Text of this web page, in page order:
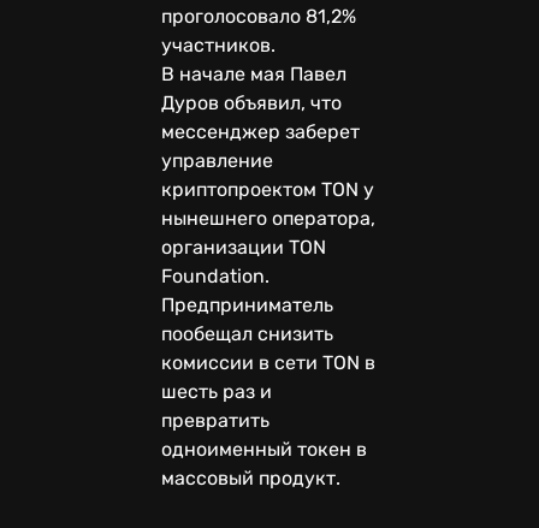
проголосовало 81,2%
участников.
В начале мая Павел
Дуров объявил, что
мессенджер заберет
управление
криптопроектом TON у
нынешнего оператора,
организации TON
Foundation.
Предприниматель
пообещал снизить
комиссии в сети TON в
шесть раз и
превратить
одноименный токен в
массовый продукт.